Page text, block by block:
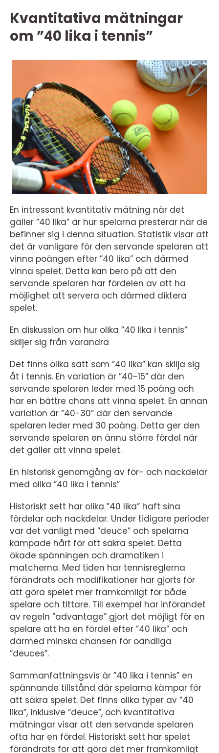
Kvantitativa mätningar
om ”40 lika i tennis”
En intressant kvantitativ mätning när det
gäller ”40 lika” är hur spelarna presterar när de
befinner sig i denna situation. Statistik visar att
det är vanligare för den servande spelaren att
vinna poängen efter ”40 lika” och därmed
vinna spelet. Detta kan bero på att den
servande spelaren har fördelen av att ha
möjlighet att servera och därmed diktera
spelet.
En diskussion om hur olika ”40 lika i tennis”
skiljer sig från varandra
Det finns olika sätt som ”40 lika” kan skilja sig
åt i tennis. En variation är ”40-15” där den
servande spelaren leder med 15 poäng och
har en bättre chans att vinna spelet. En annan
variation är ”40-30” där den servande
spelaren leder med 30 poäng. Detta ger den
servande spelaren en ännu större fördel när
det gäller att vinna spelet.
En historisk genomgång av för- och nackdelar
med olika ”40 lika i tennis”
Historiskt sett har olika ”40 lika” haft sina
fördelar och nackdelar. Under tidigare perioder
var det vanligt med ”deuce” och spelarna
kämpade hårt för att säkra spelet. Detta
ökade spänningen och dramatiken i
matcherna. Med tiden har tennisreglerna
förändrats och modifikationer har gjorts för
att göra spelet mer framkomligt för både
spelare och tittare. Till exempel har införandet
av regeln ”advantage” gjort det möjligt för en
spelare att ha en fördel efter ”40 lika” och
därmed minska chansen för oändliga
”deuces”.
Sammanfattningsvis är ”40 lika i tennis” en
spännande tillstånd där spelarna kämpar för
att säkra spelet. Det finns olika typer av ”40
lika”, inklusive ”deuce”, och kvantitativa
mätningar visar att den servande spelaren
ofta har en fördel. Historiskt sett har spelet
förändrats för att göra det mer framkomligt